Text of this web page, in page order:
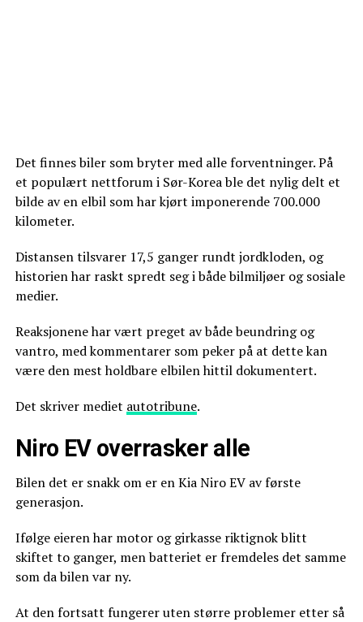
Det finnes biler som bryter med alle forventninger. På
et populært nettforum i Sør-Korea ble det nylig delt et
bilde av en elbil som har kjørt imponerende 700.000
kilometer.
Distansen tilsvarer 17,5 ganger rundt jordkloden, og
historien har raskt spredt seg i både bilmiljøer og sosiale
medier.
Reaksjonene har vært preget av både beundring og
vantro, med kommentarer som peker på at dette kan
være den mest holdbare elbilen hittil dokumentert.
Det skriver mediet autotribune.
Niro EV overrasker alle
Bilen det er snakk om er en Kia Niro EV av første
generasjon.
Ifølge eieren har motor og girkasse riktignok blitt
skiftet to ganger, men batteriet er fremdeles det samme
som da bilen var ny.
At den fortsatt fungerer uten større problemer etter så